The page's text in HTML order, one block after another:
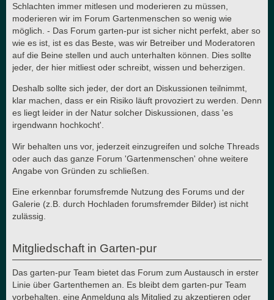
Schlachten immer mitlesen und moderieren zu müssen,
moderieren wir im Forum Gartenmenschen so wenig wie
möglich. - Das Forum garten-pur ist sicher nicht perfekt, aber so
wie es ist, ist es das Beste, was wir Betreiber und Moderatoren
auf die Beine stellen und auch unterhalten können. Dies sollte
jeder, der hier mitliest oder schreibt, wissen und beherzigen.
Deshalb sollte sich jeder, der dort an Diskussionen teilnimmt,
klar machen, dass er ein Risiko läuft provoziert zu werden. Denn
es liegt leider in der Natur solcher Diskussionen, dass 'es
irgendwann hochkocht'.
Wir behalten uns vor, jederzeit einzugreifen und solche Threads
oder auch das ganze Forum 'Gartenmenschen' ohne weitere
Angabe von Gründen zu schließen.
Eine erkennbar forumsfremde Nutzung des Forums und der
Galerie (z.B. durch Hochladen forumsfremder Bilder) ist nicht
zulässig.
Mitgliedschaft in Garten-pur
Das garten-pur Team bietet das Forum zum Austausch in erster
Linie über Gartenthemen an. Es bleibt dem garten-pur Team
vorbehalten, eine Anmeldung als Mitglied zu akzeptieren oder